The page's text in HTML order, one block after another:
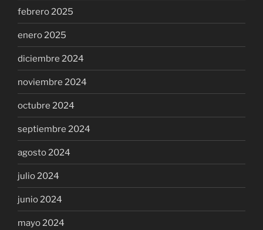
febrero 2025
enero 2025
diciembre 2024
noviembre 2024
octubre 2024
septiembre 2024
agosto 2024
julio 2024
junio 2024
mayo 2024